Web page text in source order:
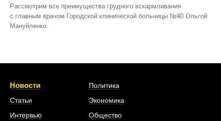
Рассмотрим все преимущества грудного вскармливания
с главным врачом Городской клинической больницы №40 Ольгой
Мануйленко.
Новости
Статьи
Интервью
Политика
Экономика
Общество